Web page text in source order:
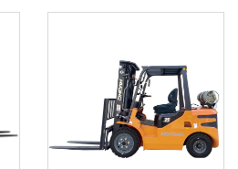
вироблений у Китаї,
доступна ціна